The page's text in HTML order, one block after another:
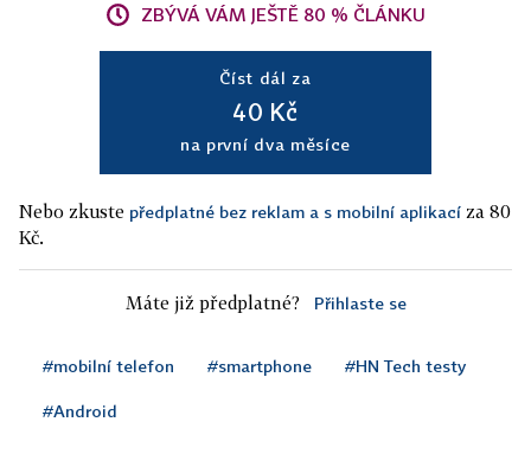
ZBÝVÁ VÁM JEŠTĚ 80 % ČLÁNKU
Číst dál za
40 Kč
na první dva měsíce
Nebo zkuste předplatné bez reklam a s mobilní aplikací za 80
Kč.
Máte již předplatné? Přihlaste se
#mobilní telefon #smartphone #HN Tech testy
#Android